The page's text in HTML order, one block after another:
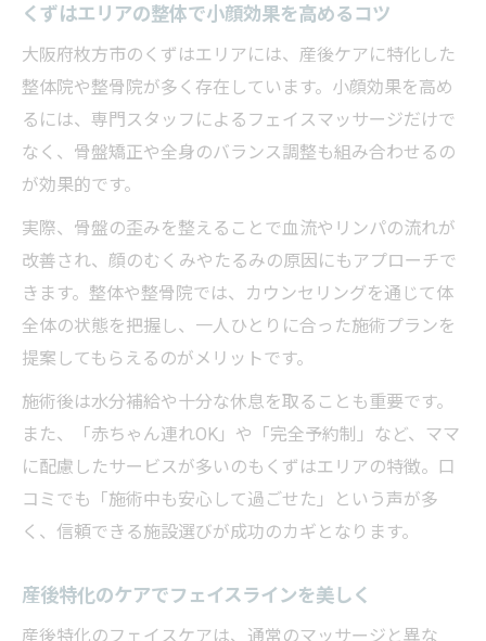
くずはエリアの整体で小顔効果を高めるコツ
大阪府枚方市のくずはエリアには、産後ケアに特化した
整体院や整骨院が多く存在しています。小顔効果を高め
るには、専門スタッフによるフェイスマッサージだけで
なく、骨盤矯正や全身のバランス調整も組み合わせるの
が効果的です。
実際、骨盤の歪みを整えることで血流やリンパの流れが
改善され、顔のむくみやたるみの原因にもアプローチで
きます。整体や整骨院では、カウンセリングを通じて体
全体の状態を把握し、一人ひとりに合った施術プランを
提案してもらえるのがメリットです。
施術後は水分補給や十分な休息を取ることも重要です。
また、「赤ちゃん連れOK」や「完全予約制」など、ママ
に配慮したサービスが多いのもくずはエリアの特徴。口
コミでも「施術中も安心して過ごせた」という声が多
く、信頼できる施設選びが成功のカギとなります。
産後特化のケアでフェイスラインを美しく
産後特化のフェイスケアは、通常のマッサージと異な